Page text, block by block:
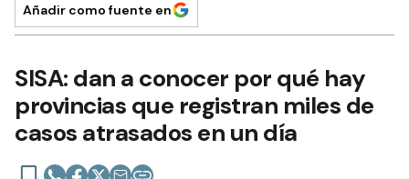
Añadir como fuente en
SISA: dan a conocer por qué hay
provincias que registran miles de
casos atrasados en un día